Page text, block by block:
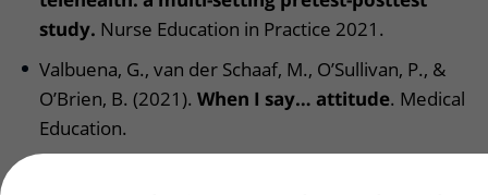
study. Nurse Education in Practice 2021.
Valbuena, G., van der Schaaf, M., O’Sullivan, P., &
O’Brien, B. (2021). When I say… attitude. Medical
Education.